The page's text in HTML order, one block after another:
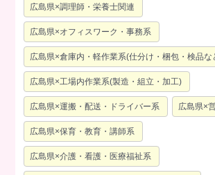
広島県×調理師・栄養士関連
広島県×オフィスワーク・事務系
広島県×倉庫内・軽作業系(仕分け・梱包・検品な
広島県×工場内作業系(製造・組立・加工)
広島県×運搬・配送・ドライバー系 広島県×
広島県×保育・教育・講師系
広島県×介護・看護・医療福祉系